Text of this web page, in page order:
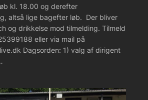
kl. 18.00 og derefter
altså lige bagefter løb. Der bliver
og drikkelse mod tilmelding. Tilmeld
eller via mail på
Dagsorden: 1) valg af dirigent